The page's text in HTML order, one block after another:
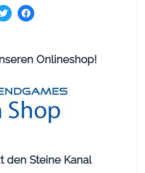
facebook
Onlineshop!
den Steine Kanal